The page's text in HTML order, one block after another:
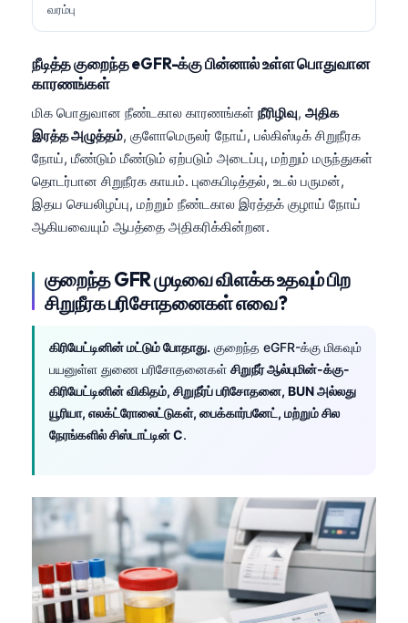
வரம்பு
நீடித்த குறைந்த eGFR-க்கு பின்னால் உள்ள பொதுவான
காரணங்கள்
மிக பொதுவான நீண்டகால காரணங்கள் நீரிழிவு, அதிக
இரத்த அழுத்தம், குளோமெருலர் நோய், பல்கிஸ்டிக் சிறுநீரக
நோய், மீண்டும் மீண்டும் ஏற்படும் அடைப்பு, மற்றும் மருந்துகள்
தொடர்பான சிறுநீரக காயம். புகைபிடித்தல், உடல் பருமன்,
இதய செயலிழப்பு, மற்றும் நீண்டகால இரத்தக் குழாய் நோய்
ஆகியவையும் ஆபத்தை அதிகரிக்கின்றன.
குறைந்த GFR முடிவை விளக்க உதவும் பிற
சிறுநீரக பரிசோதனைகள் எவை?
கிரியேட்டினின் மட்டும் போதாது. குறைந்த eGFR-க்கு மிகவும்
பயனுள்ள துணை பரிசோதனைகள் சிறுநீர் ஆல்புமின்-க்கு-
கிரியேட்டினின் விகிதம், சிறுநீர்ப் பரிசோதனை, BUN அல்லது
யூரியா, எலக்ட்ரோலைட்டுகள், பைக்கார்பனேட், மற்றும் சில
நேரங்களில் சிஸ்டாட்டின் C.
বাংলা
اردو
मराठी
ગુજરાતી
മലയാളം
Bahasa Melayu
Tiếng Việt
Tagalog
ไทย
ဗမာစာ
Kiswahili
አማርኛ
Українська
O‘zbekcha
Қазақ тілі
Hrvatski